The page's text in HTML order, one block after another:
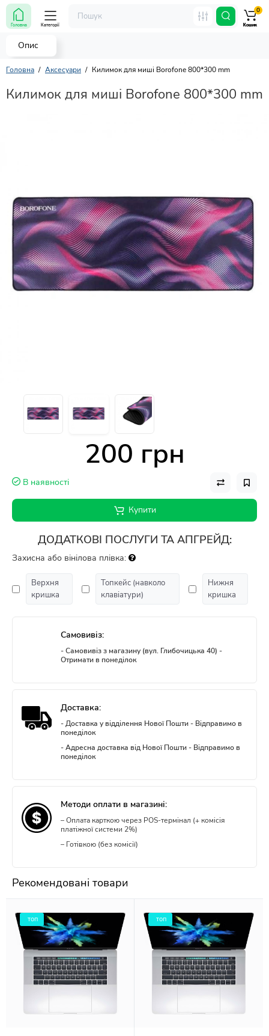
Головна Категорії
0
Кошик
Кошик
Кошик
Головна Аксесуари Килимок для миші Borofone 800*300 mm
Килимок для миші Borofone 800*300 mm
200 грн
В наявності
Купити
ДОДАТКОВІ ПОСЛУГИ ТА АПГРЕЙД:
Захисна або вінілова плівка:
Верхня
кришка
Топкейс (навколо
клавіатури)
Нижня
кришка
Самовивіз:
- Самовивіз з магазину (вул. Глибочицька 40) -
Отримати в понеділок
Доставка:
- Доставка у відділення Нової Пошти - Відправимо в
понеділок
- Адресна доставка від Нової Пошти - Відправимо в
понеділок
Методи оплати в магазині:
– Оплата карткою через POS-термінал (+ комісія
платіжної системи 2%)
– Готівкою (без комісії)
Рекомендовані товари
топ топ
Опис